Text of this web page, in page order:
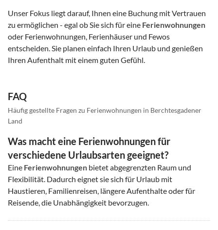
Unser Fokus liegt darauf, Ihnen eine Buchung mit Vertrauen
zu ermöglichen - egal ob Sie sich für eine Ferienwohnungen
oder Ferienwohnungen, Ferienhäuser und Fewos
entscheiden. Sie planen einfach Ihren Urlaub und genießen
Ihren Aufenthalt mit einem guten Gefühl.
FAQ
Häufig gestellte Fragen zu Ferienwohnungen in Berchtesgadener
Land
Was macht eine Ferienwohnungen für
verschiedene Urlaubsarten geeignet?
Eine Ferienwohnungen bietet abgegrenzten Raum und
Flexibilität. Dadurch eignet sie sich für Urlaub mit
Haustieren, Familienreisen, längere Aufenthalte oder für
Reisende, die Unabhängigkeit bevorzugen.